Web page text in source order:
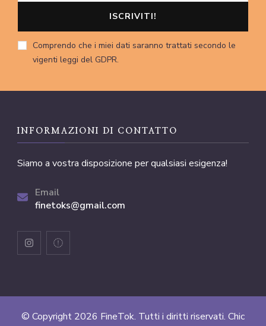
Comprendo che i miei dati saranno trattati secondo le
vigenti leggi del GDPR.
INFORMAZIONI DI CONTATTO
Siamo a vostra disposizione per qualsiasi esigenza!
Email
finetoks@gmail.com
© Copyright 2026 FineTok. Tutti i diritti riservati. Chic